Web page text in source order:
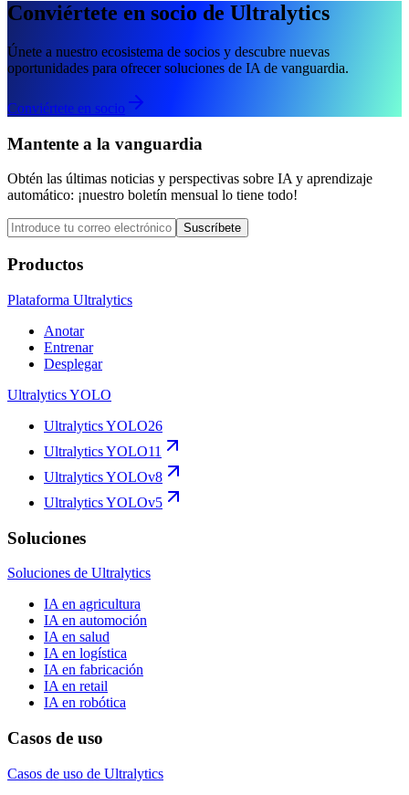
Conviértete en socio de Ultralytics
Únete a nuestro ecosistema de socios y descubre nuevas
oportunidades para ofrecer soluciones de IA de vanguardia.
Conviértete en socio
Mantente a la vanguardia
Obtén las últimas noticias y perspectivas sobre IA y aprendizaje
automático: ¡nuestro boletín mensual lo tiene todo!
Suscríbete
Productos
Plataforma Ultralytics
Anotar
Entrenar
Desplegar
Ultralytics YOLO
Ultralytics YOLO26
Ultralytics YOLO11
Ultralytics YOLOv8
Ultralytics YOLOv5
Soluciones
Soluciones de Ultralytics
IA en agricultura
IA en automoción
IA en salud
IA en logística
IA en fabricación
IA en retail
IA en robótica
Casos de uso
Casos de uso de Ultralytics